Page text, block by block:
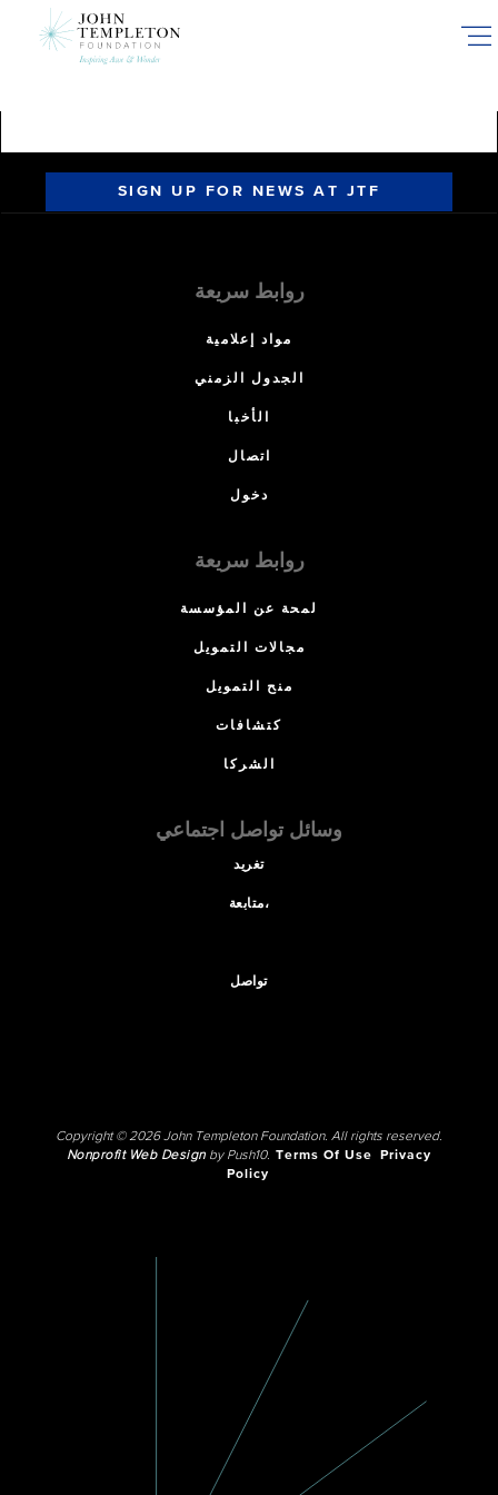
SIGN UP FOR NEWS AT JTF
روابط سريعة
مواد إعلامية
الجدول الزمني
الأخبا
اتصال
دخول
روابط سريعة
لمحة عن المؤسسة
مجالات التمويل
منح التمويل
كتشافات
الشركا
وسائل تواصل اجتماعي
تغريد
متابعة،
تواصل
Copyright © 2026 John Templeton Foundation. All rights reserved.
Nonprofit Web Designby Push10. Terms Of Use
Privacy
Policy